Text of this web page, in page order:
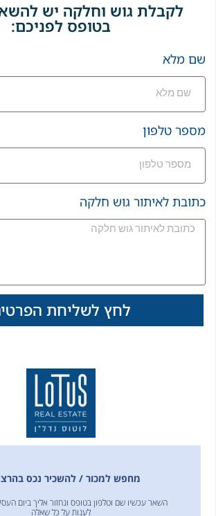
איתור גוש
בהרצליה
לקבלת גוש וחלקה יש
בטופס לפניכם:
שם מלא
מספר טלפון
כתובת לאיתור גוש חלקה
לחץ לשליחת
מחפש למכור / להשכיר נכס
השאר עכשיו שם וטלפון בטופס ונחזור אליך ביום
לענות על כל שאלה